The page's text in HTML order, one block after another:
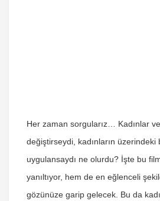
Her zaman sorgularız… Kadınlar
değiştirseydi, kadınların üzerindeki
uygulansaydı ne olurdu? İşte bu
yanıltıyor, hem de en eğlenceli
gözünüze garip gelecek. Bu da